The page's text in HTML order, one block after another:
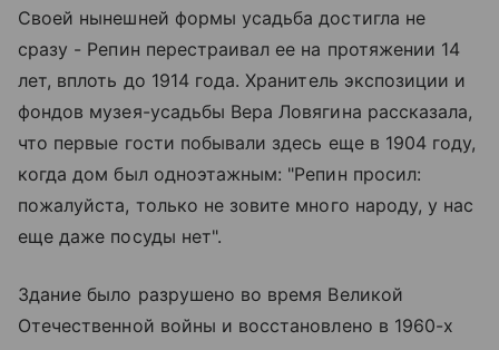
Своей нынешней формы усадьба достигла не
сразу - Репин перестраивал ее на протяжении 14
лет, вплоть до 1914 года. Хранитель экспозиции и
фондов музея-усадьбы Вера Ловягина рассказала,
что первые гости побывали здесь еще в 1904 году,
когда дом был одноэтажным: "Репин просил:
пожалуйста, только не зовите много народу, у нас
еще даже посуды нет".
Здание было разрушено во время Великой
Отечественной войны и восстановлено в 1960-х